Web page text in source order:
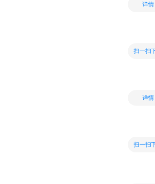
详情
扫一扫
详情
扫一扫